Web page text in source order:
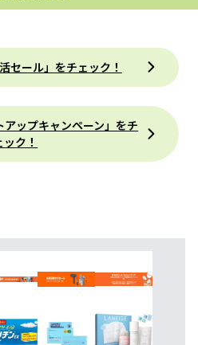
ール」をチェック！
ップキャンペーン」をチ
ック！